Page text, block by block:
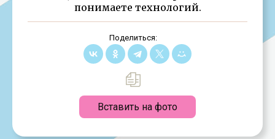
понимаете технологий.
Поделиться:
Вставить на фото